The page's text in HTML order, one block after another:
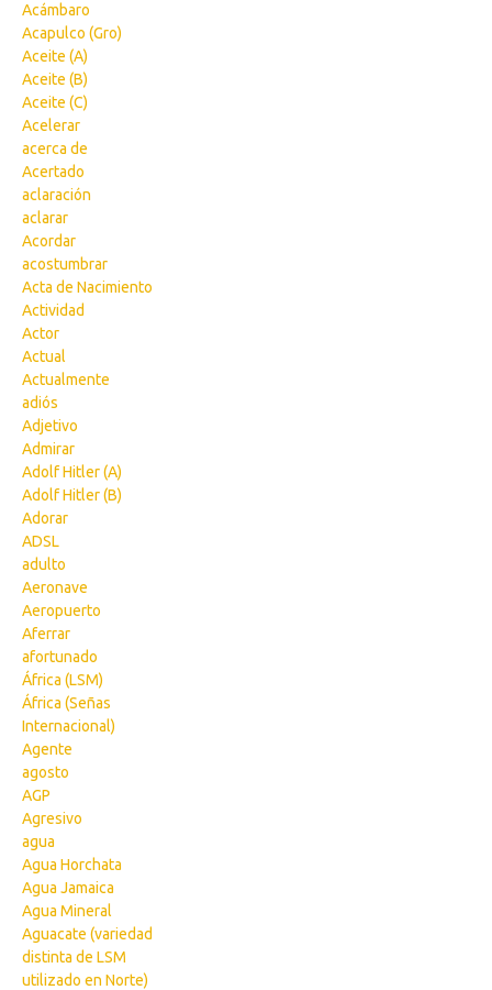
Acámbaro
Acapulco (Gro)
Aceite (A)
Aceite (B)
Aceite (C)
Acelerar
acerca de
Acertado
aclaración
aclarar
Acordar
acostumbrar
Acta de Nacimiento
Actividad
Actor
Actual
Actualmente
adiós
Adjetivo
Admirar
Adolf Hitler (A)
Adolf Hitler (B)
Adorar
ADSL
adulto
Aeronave
Aeropuerto
Aferrar
afortunado
África (LSM)
África (Señas
Internacional)
Agente
agosto
AGP
Agresivo
agua
Agua Horchata
Agua Jamaica
Agua Mineral
Aguacate (variedad
distinta de LSM
utilizado en Norte)